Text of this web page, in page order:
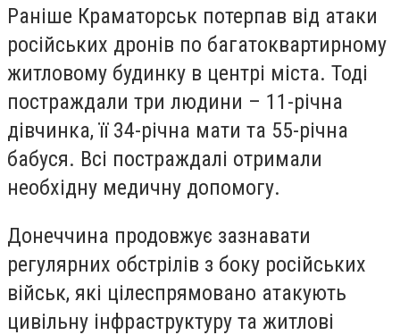
Раніше Краматорськ потерпав від атаки
російських дронів по багатоквартирному
житловому будинку в центрі міста. Тоді
постраждали три людини – 11-річна
дівчинка, її 34-річна мати та 55-річна
бабуся. Всі постраждалі отримали
необхідну медичну допомогу.
Донеччина продовжує зазнавати
регулярних обстрілів з боку російських
військ, які цілеспрямовано атакують
цивільну інфраструктуру та житлові